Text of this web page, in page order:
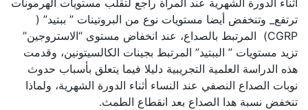
أثناء الدورة الشهرية عند المرأة راجع لتقلب مستويات الهرمونات
ترتفع_ وتنخفض أيضا مستويات نوع من البروتينات ” ببتيد” (
CGRP) المرتبط بالصداع، عند انخفاض مستوى “الاستروجين”
تزيد مستويات ” الببتيد” المرتبط بجينات الكالسيتونين، وقدمت
هذه الدراسة العلمية التجريبية دليلا فيما يتعلق بأسباب حدوث
نوبات الصداع النصفي عند النساء أثناء الدورة الشهرية، ولماذا
تنخفض نسبة هدا الصداع بعد انقطاع الطمث.